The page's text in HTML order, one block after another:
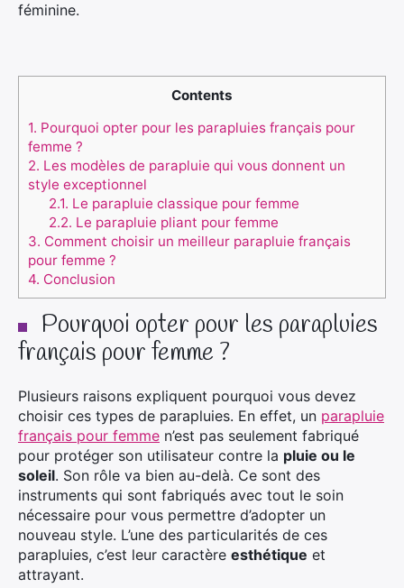
féminine.
Contents
1. Pourquoi opter pour les parapluies français pour
femme ?
2. Les modèles de parapluie qui vous donnent un
style exceptionnel
2.1. Le parapluie classique pour femme
2.2. Le parapluie pliant pour femme
3. Comment choisir un meilleur parapluie français
pour femme ?
4. Conclusion
Pourquoi opter pour les parapluies
français pour femme ?
Plusieurs raisons expliquent pourquoi vous devez
choisir ces types de parapluies. En effet, un parapluie
français pour femme n’est pas seulement fabriqué
pour protéger son utilisateur contre la pluie ou le
soleil. Son rôle va bien au-delà. Ce sont des
instruments qui sont fabriqués avec tout le soin
nécessaire pour vous permettre d’adopter un
nouveau style. L’une des particularités de ces
parapluies, c’est leur caractère esthétique et
attrayant.